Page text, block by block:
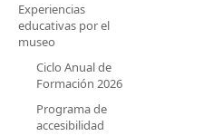
Experiencias
educativas por el
museo
Ciclo Anual de
Formación 2026
Programa de
accesibilidad